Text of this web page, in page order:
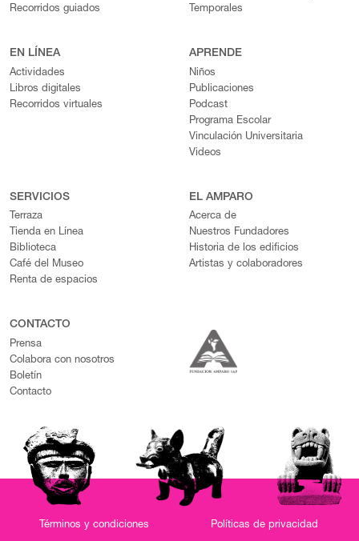
Recorridos guiados
Temporales
EN LÍNEA
Actividades
Libros digitales
Recorridos virtuales
APRENDE
Niños
Publicaciones
Podcast
Programa Escolar
Vinculación Universitaria
Videos
SERVICIOS
Terraza
Tienda en Línea
Biblioteca
Café del Museo
Renta de espacios
EL AMPARO
Acerca de
Nuestros Fundadores
Historia de los edificios
Artistas y colaboradores
CONTACTO
Prensa
Colabora con nosotros
Boletín
Contacto
Términos y condiciones Políticas de privacidad